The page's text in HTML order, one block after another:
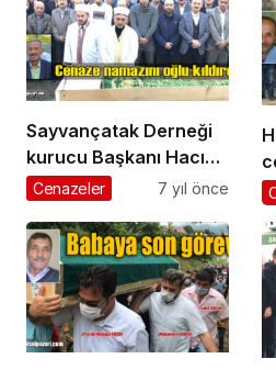
Sayvançatak Derneği
kurucu Başkanı Hacı
Mehmet Özdin son
Cenazeler 7 yıl önce